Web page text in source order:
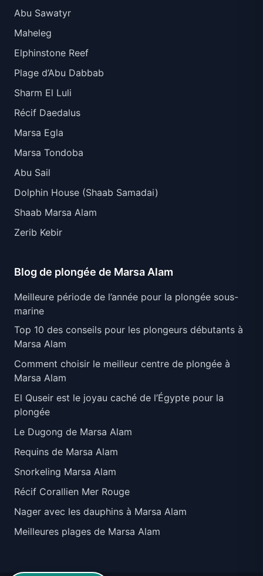
Abu Sawatyr
Maheleg
Elphinstone Reef
Plage d’Abu Dabbab
Sharm El Luli
Récif Daedalus
Marsa Egla
Marsa Tondoba
Abu Sail
Dolphin House (Shaab Samadai)
Shaab Marsa Alam
Zerib Kebir
Blog de plongée de Marsa Alam
Meilleure période de l’année pour la plongée sous-
marine
Top 10 des conseils pour les plongeurs débutants à
Marsa Alam
Comment choisir le meilleur centre de plongée à
Marsa Alam
El Quseir est le joyau caché de l’Égypte pour la
plongée
Le Dugong de Marsa Alam
Requins de Marsa Alam
Snorkeling Marsa Alam
Récif Corallien Mer Rouge
Nager avec les dauphins à Marsa Alam
Meilleures plages de Marsa Alam